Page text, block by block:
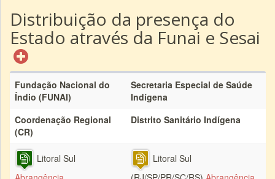
Distribuição da presença do
Estado através da Funai e Sesai
Fundação Nacional do
Índio (FUNAI)
Secretaria Especial de Saúde
Indígena
Coordenação Regional
(CR)
Distrito Sanitário Indígena
Litoral Sul
Litoral Sul